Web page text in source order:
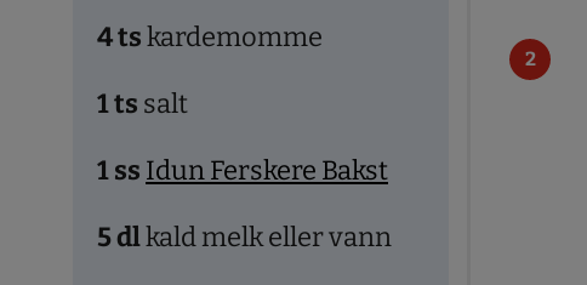
4tskardemomme
1ts salt
1ss Idun Ferskere Bakst
5dlkald melk eller vann